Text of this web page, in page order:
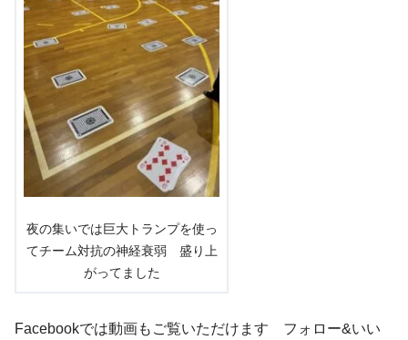
夜の集いでは巨大トランプを使っ
てチーム対抗の神経衰弱 盛り上
がってました
Facebookでは動画もご覧いただけます フォロー&いい